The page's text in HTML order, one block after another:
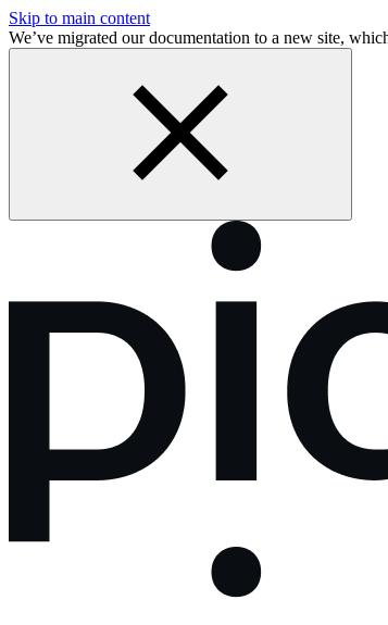
Skip to main content
We’ve migrated our documentation to a new site,